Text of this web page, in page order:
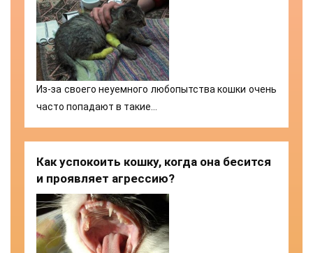
Из-за своего неуемного любопытства кошки очень
часто попадают в такие…
Как успокоить кошку, когда она бесится
и проявляет агрессию?